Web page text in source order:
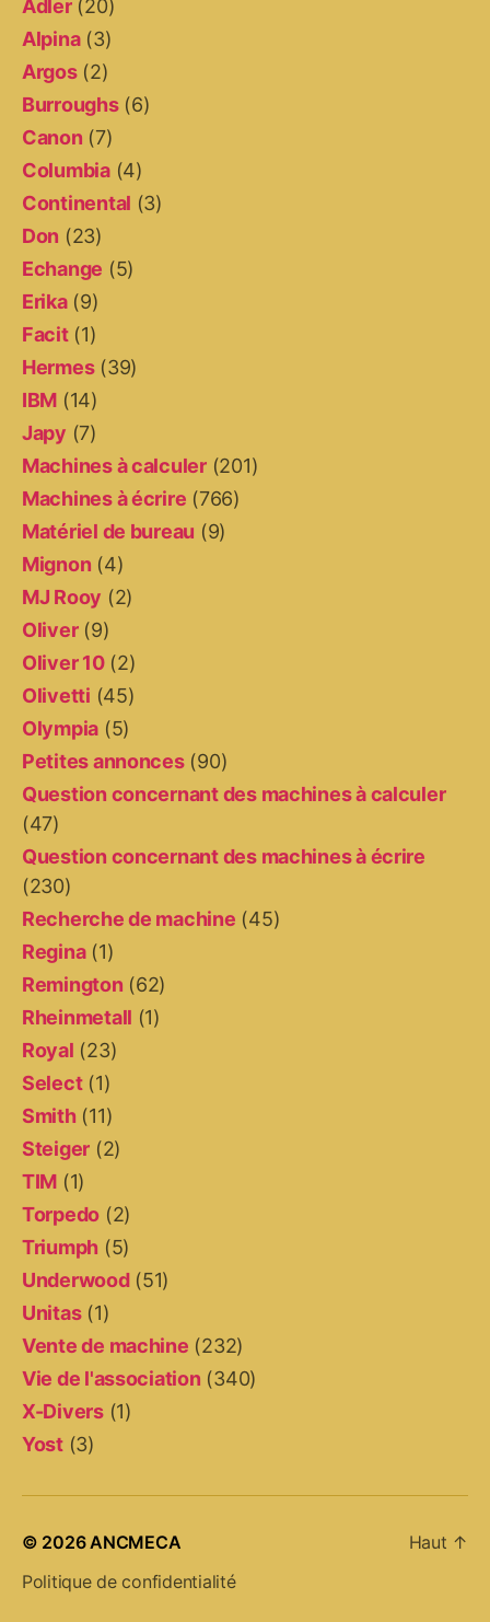
Adler(20)
Alpina(3)
Argos(2)
Burroughs(6)
Canon (7)
Columbia(4)
Continental (3)
Don (23)
Echange (5)
Erika(9)
Facit(1)
Hermes(39)
IBM (14)
Japy (7)
Machines à calculer(201)
Machines à écrire (766)
Matériel de bureau (9)
Mignon (4)
MJ Rooy (2)
Oliver(9)
Oliver 10(2)
Olivetti (45)
Olympia (5)
Petites annonces(90)
Question concernant des machines à calculer
(47)
Question concernant des machines à écrire
(230)
Recherche de machine (45)
Regina(1)
Remington (62)
Rheinmetall (1)
Royal (23)
Select(1)
Smith(11)
Steiger (2)
TIM (1)
Torpedo (2)
Triumph (5)
Underwood(51)
Unitas(1)
Vente de machine (232)
Vie de l'association (340)
X-Divers(1)
Yost(3)
© 2026ANCMECA
Politique de confidentialité
Haut ↑